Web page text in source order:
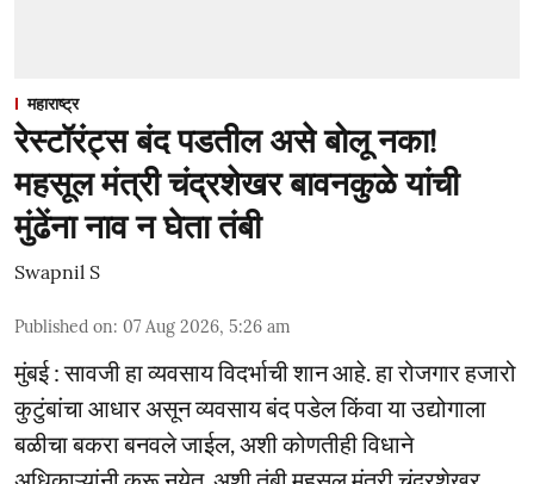
महाराष्ट्र
रेस्टॉरंट्स बंद पडतील असे बोलू नका!
महसूल मंत्री चंद्रशेखर बावनकुळे यांची
मुंढेंना नाव न घेता तंबी
Swapnil S
Published on: 07 Aug 2026, 5:26 am
मुंबई : सावजी हा व्यवसाय विदर्भाची शान आहे. हा रोजगार हजारो
कुटुंबांचा आधार असून व्यवसाय बंद पडेल किंवा या उद्योगाला
बळीचा बकरा बनवले जाईल, अशी कोणतीही विधाने